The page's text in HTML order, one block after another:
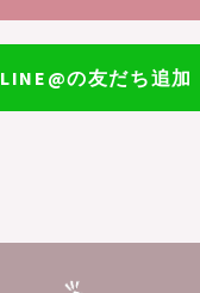
LINE@の友だち追加